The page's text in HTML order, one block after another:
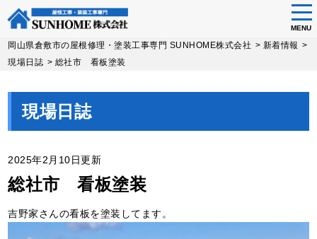
Skip
to
MENU
岡山県倉敷市の屋根修理・塗装工事専門 SUNHOME株式会社 > 新着情報 >
現場日誌 > 総社市 看板塗装
現場日誌
2025年2月10日更新
総社市 看板塗装
吉野家さんの看板を塗装してます。